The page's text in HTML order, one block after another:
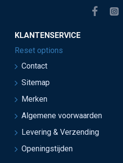
KLANTENSERVICE
Reset options
Contact
Sitemap
Merken
Algemene voorwaarden
Levering & Verzending
Openingstijden